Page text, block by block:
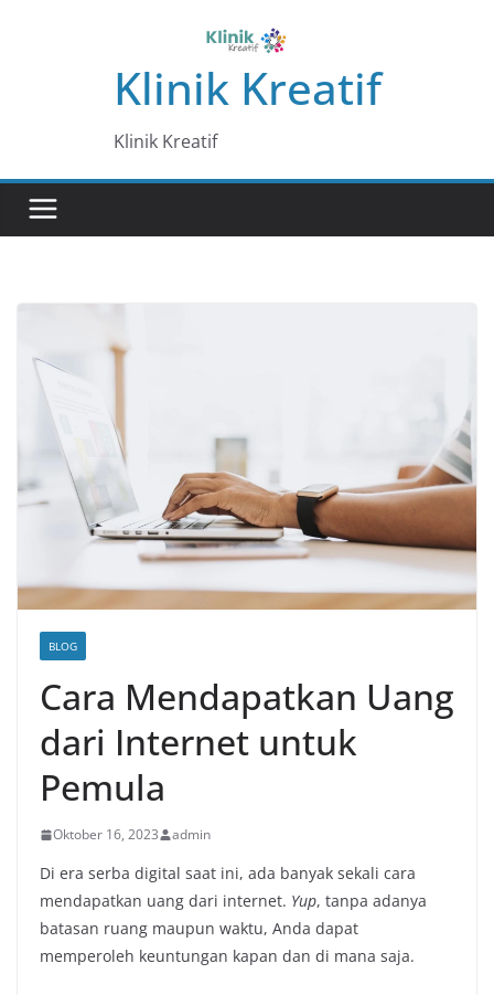
Klinik Kreatif
Klinik Kreatif
BLOG
Cara Mendapatkan Uang
dari Internet untuk
Pemula
Oktober 16, 2023 admin
Di era serba digital saat ini, ada banyak sekali cara
mendapatkan uang dari internet. Yup, tanpa adanya
batasan ruang maupun waktu, Anda dapat
memperoleh keuntungan kapan dan di mana saja.